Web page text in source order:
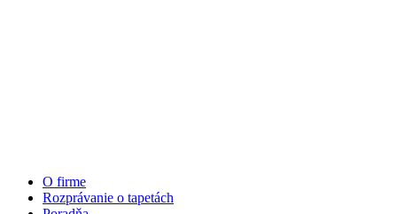
O firme
Rozprávanie o tapetách